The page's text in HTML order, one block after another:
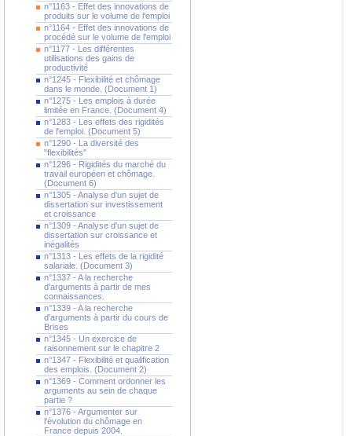
n°1163 - Effet des innovations de
produits sur le volume de l'emploi
n°1164 - Effet des innovations de
procédé sur le volume de l'emploi
n°1177 - Les différentes
utilisations des gains de
productivité
n°1245 - Flexibilité et chômage
dans le monde. (Document 1)
n°1275 - Les emplois à durée
limitée en France. (Document 4)
n°1283 - Les effets des rigidités
de l'emploi. (Document 5)
n°1290 - La diversité des
"flexibilités"
n°1296 - Rigidités du marché du
travail européen et chômage.
(Document 6)
n°1305 - Analyse d'un sujet de
dissertation sur investissement
et croissance
n°1309 - Analyse d'un sujet de
dissertation sur croissance et
inégalités
n°1313 - Les effets de la rigidité
salariale. (Document 3)
n°1337 - A la recherche
d'arguments à partir de mes
connaissances.
n°1339 - A la recherche
d'arguments à partir du cours de
Brises
n°1345 - Un exercice de
raisonnement sur le chapitre 2
n°1347 - Flexibilité et qualification
des emplois. (Document 2)
n°1369 - Comment ordonner les
arguments au sein de chaque
partie ?
n°1376 - Argumenter sur
l'évolution du chômage en
France depuis 2004.